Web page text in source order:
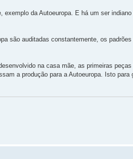
da Autoeuropa. E há um ser
são auditadas constantemente, os
na casa mãe, as primeiras
a produção para a Autoeuropa. Isto para